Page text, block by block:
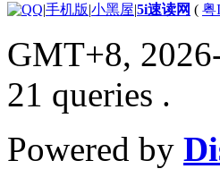
|手机版|小黑屋|5i速读网 ( 粤
GMT+8,
21 queries .
Powered by